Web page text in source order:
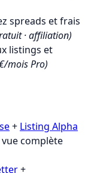
spreads et frais
· affiliation)
listings et
mois Pro)
+ Listing Alpha
complète
+